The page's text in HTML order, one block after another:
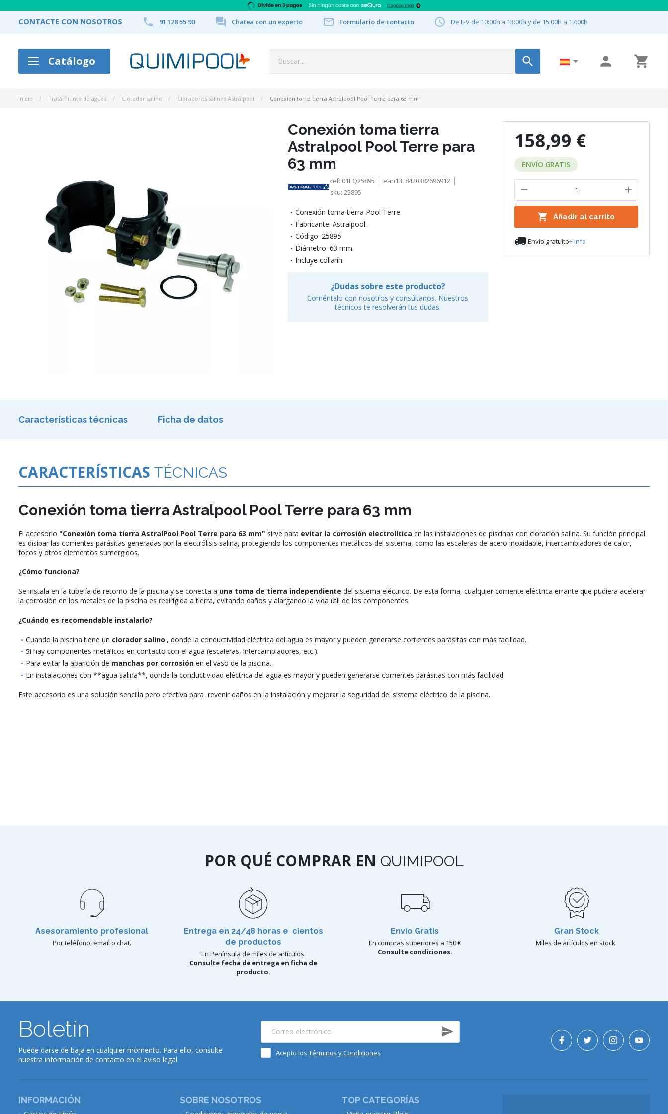
CONTACTE CON NOSOTROS  91 128 55 90  Chatea con un experto  Formulario de contacto  De L-V de 10:00h a 13:00h y de 15:00h a 17:00h
Catálogo    
Inicio Tratamiento de aguas Clorador salino Cloradores salinos Astralpool Conexión toma tierra Astralpool Pool Terre para 63 mm
Conexión toma tierra
Astralpool Pool Terre para
63 mm
ref: 01EQ25895 ean13: 8420382696912
sku:25895
Conexión toma tierra Pool Terre.
Fabricante: Astralpool.
Código: 25895
Diámetro: 63 mm.
Incluye collarín.
¿Dudas sobre este producto?
Coméntalo con nosotros y consúltanos. Nuestros
técnicos te resolverán tus dudas.
158,99 €
ENVÍO GRATIS
 Añadir al carrito
 Envío gratuito+ info
Características técnicas Ficha de datos
CARACTERÍSTICAS TÉCNICAS
Conexión toma tierra Astralpool Pool Terre para 63 mm
El accesorio "Conexión toma tierra AstralPool Pool Terre para 63 mm" sirve para evitar la corrosión electrolítica en las instalaciones de piscinas con cloración salina. Su función principal
es disipar las corrientes parásitas generadas por la electrólisis salina, protegiendo los componentes metálicos del sistema, como las escaleras de acero inoxidable, intercambiadores de calor,
focos y otros elementos sumergidos.
¿Cómo funciona?
Se instala en la tubería de retorno de la piscina y se conecta a una toma de tierra independiente del sistema eléctrico. De esta forma, cualquier corriente eléctrica errante que pudiera acelerar
la corrosión en los metales de la piscina es redirigida a tierra, evitando daños y alargando la vida útil de los componentes.
¿Cuándo es recomendable instalarlo?
Cuando la piscina tiene un clorador salino , donde la conductividad eléctrica del agua es mayor y pueden generarse corrientes parásitas con más facilidad.
Si hay componentes metálicos en contacto con el agua (escaleras, intercambiadores, etc.).
Para evitar la aparición de manchas por corrosión en el vaso de la piscina.
En instalaciones con **agua salina**, donde la conductividad eléctrica del agua es mayor y pueden generarse corrientes parásitas con más facilidad.
Este accesorio es una solución sencilla pero efectiva para revenir daños en la instalación y mejorar la seguridad del sistema eléctrico de la piscina.
POR QUÉ COMPRAR EN QUIMIPOOL
Asesoramiento profesional
Por teléfono, email o chat.
Entrega en 24/48 horas e cientos
de productos
En Península de miles de artículos.
Consulte fecha de entrega en ficha de
producto.
Envío Gratis
En compras superiores a 150 €
Consulte condiciones.
Gran Stock
Miles de artículos en stock.
Boletín
Puede darse de baja en cualquier momento. Para ello, consulte
nuestra información de contacto en el aviso legal.
Acepto los Términos y Condiciones
INFORMACIÓN SOBRE NOSOTROS TOP CATEGORÍAS